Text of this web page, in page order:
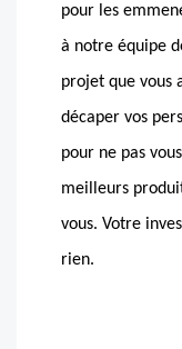
pour les
à notre équipe
projet que vous
décaper vos
pour ne pas
meilleurs
vous. Votre
rien.